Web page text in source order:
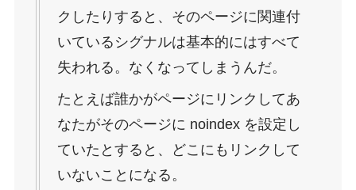
クしたりすると、そのページに関連付
いているシグナルは基本的にはすべて
失われる。なくなってしまうんだ。
たとえば誰かがページにリンクしてあ
なたがそのページに noindex を設定し
ていたとすると、どこにもリンクして
いないことになる。